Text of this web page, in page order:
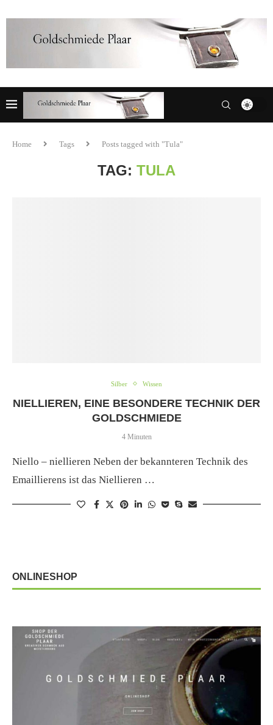
Home Tags Posts tagged with "Tula"
TAG: TULA
Silber Wissen
NIELLIEREN, EINE BESONDERE TECHNIK DER
GOLDSCHMIEDE
4 Minuten
Niello – niellieren Neben der bekannteren Technik des
Emaillierens ist das Niellieren …
ONLINESHOP